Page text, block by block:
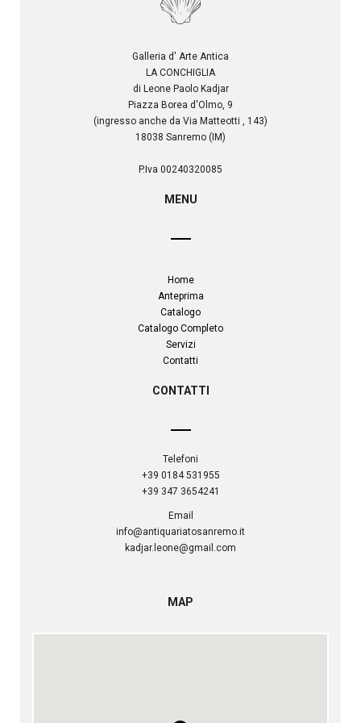
Galleria d' Arte Antica
LA CONCHIGLIA
di Leone Paolo Kadjar
Piazza Borea d'Olmo, 9
(ingresso anche da Via Matteotti , 143)
18038 Sanremo (IM)
P.Iva 00240320085
MENU
Home
Anteprima
Catalogo
Catalogo Completo
Servizi
Contatti
CONTATTI
Telefoni
+39 0184 531955
+39 347 3654241
Email
info@antiquariatosanremo.it
kadjar.leone@gmail.com
MAP